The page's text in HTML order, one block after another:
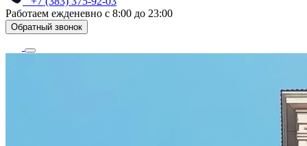
Работаем ежденевно с 8:00 до 23:00
Обратный звонок